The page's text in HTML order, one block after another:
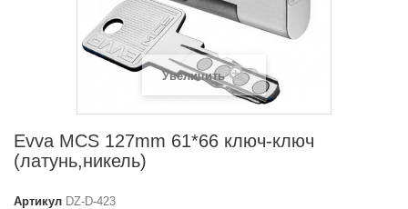
Увеличить
Evva MCS 127mm 61*66 ключ-ключ
(латунь,никель)
Артикул DZ-D-423